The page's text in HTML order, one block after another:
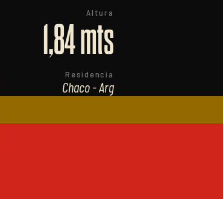
Altura
1,84 mts
Residencia
Chaco - Arg